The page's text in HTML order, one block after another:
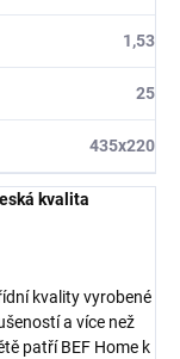
1,53
25
435x220
kvalita
kvality vyrobené
a více než
patří BEF Home k